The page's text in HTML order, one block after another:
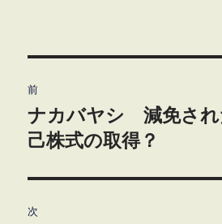
稿
ナ
ビ
ゲ
前
前
の
稿:
ナカバヤシ 減免され
己株式の取得？
次